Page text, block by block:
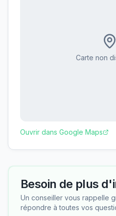
Carte non
Ouvrir dans Google Maps
Besoin de plus
Un conseiller vous rappelle
répondre à toutes vos